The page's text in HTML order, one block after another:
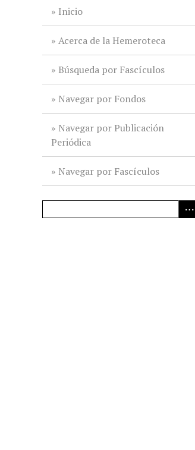
Inicio
Acerca de la Hemeroteca
Búsqueda por Fascículos
Navegar por Fondos
Navegar por Publicación
Periódica
Navegar por Fascículos